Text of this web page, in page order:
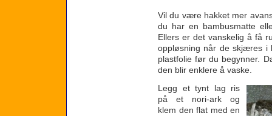
Vil du være hakket mer
du har en bambusmatte
Ellers er det vanskelig å få
oppløsning når de skjæres i
plastfolie før du begynner.
den blir enklere å vaske.
Legg et tynt lag ris
på et nori-ark og
klem den flat med en